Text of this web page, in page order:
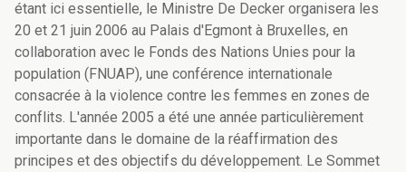
étant ici essentielle, le Ministre De Decker organisera les
20 et 21 juin 2006 au Palais d'Egmont à Bruxelles, en
collaboration avec le Fonds des Nations Unies pour la
population (FNUAP), une conférence internationale
consacrée à la violence contre les femmes en zones de
conflits. L'année 2005 a été une année particulièrement
importante dans le domaine de la réaffirmation des
principes et des objectifs du développement. Le Sommet